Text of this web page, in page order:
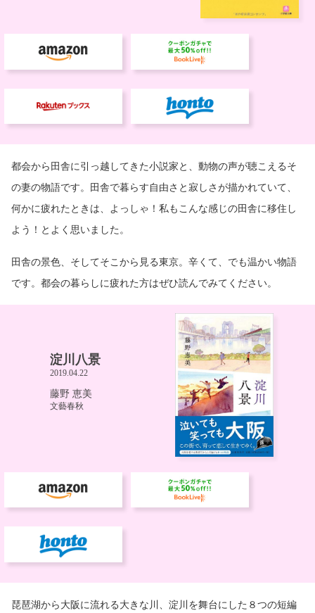
都会から田舎に引っ越してきた小説家と、動物の声が聴こえるそ
の妻の物語です。田舎で暮らす自由さと寂しさが描かれていて、
何かに疲れたときは、よっしゃ！私もこんな感じの田舎に移住し
よう！とよく思いました。
田舎の景色、そしてそこから見る東京。辛くて、でも温かい物語
です。都会の暮らしに疲れた方はぜひ読んでみてください。
琵琶湖から大阪に流れる大きな川、淀川を舞台にした８つの短編